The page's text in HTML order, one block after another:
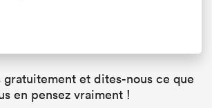
gratuitement et dites-nous ce que
en pensez vraiment !